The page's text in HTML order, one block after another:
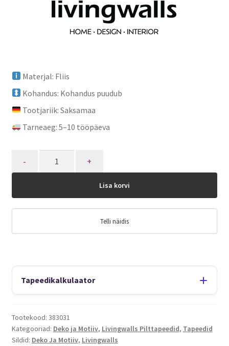
Materjal: Fliis
Kohandus: Kohandus puudub
Tootjariik: Saksamaa
Tarneaeg: 5–10 tööpäeva
Lisa korvi
Telli näidis
Tapeedikalkulaator
Tootekood: 383031
Kategooriad: Deko ja Motiiv, Livingwalls Pilttapeedid, Tapeedid
Sildid: Deko Ja Motiiv, Livingwalls